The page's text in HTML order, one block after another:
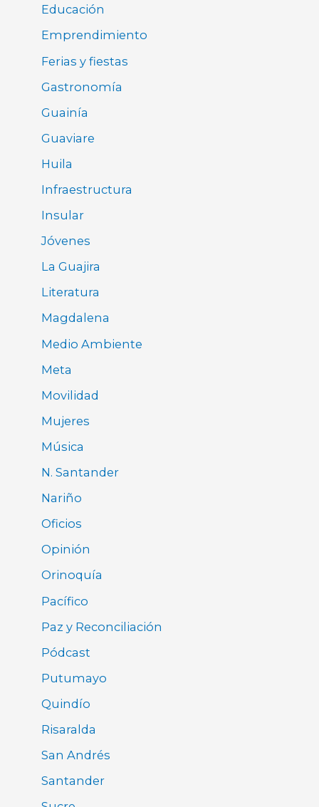
Educación
Emprendimiento
Ferias y fiestas
Gastronomía
Guainía
Guaviare
Huila
Infraestructura
Insular
Jóvenes
La Guajira
Literatura
Magdalena
Medio Ambiente
Meta
Movilidad
Mujeres
Música
N. Santander
Nariño
Oficios
Opinión
Orinoquía
Pacífico
Paz y Reconciliación
Pódcast
Putumayo
Quindío
Risaralda
San Andrés
Santander